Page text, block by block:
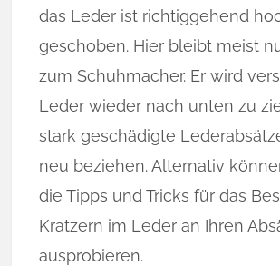
das Leder ist richtiggehend
geschoben. Hier bleibt meist
zum Schuhmacher. Er wird
Leder wieder nach unten zu
stark geschädigte
neu beziehen. Alternativ
die Tipps und Tricks für das
Kratzern im Leder an Ihren
ausprobieren.